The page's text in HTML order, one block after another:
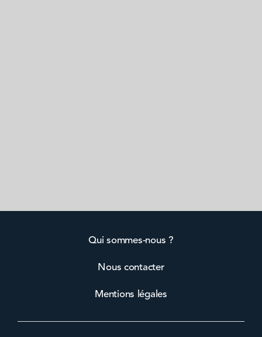
Qui sommes-nous ?
Nous contacter
Mentions légales